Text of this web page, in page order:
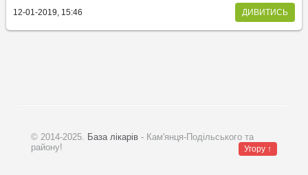
12-01-2019, 15:46 ДИВИТИСЬ
© 2014-2025. База лікарів - Кам'янця-Подільського та
району!
Угору ↑